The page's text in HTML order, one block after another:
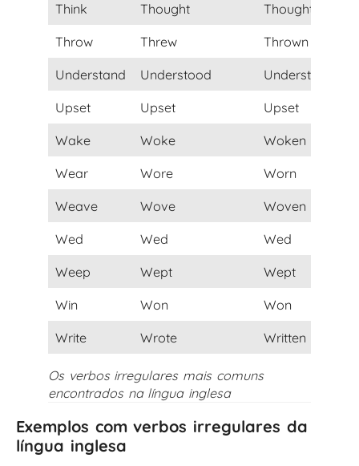
Think Thought Thought
Throw Threw Thrown
Understand Understood Understood
Upset Upset Upset
Wake Woke Woken
Wear Wore Worn
Weave Wove Woven
Wed Wed Wed
Weep Wept Wept
Win Won Won
Write Wrote Written
Os verbos irregulares mais comuns
encontrados na língua inglesa
Exemplos com verbos irregulares da
língua inglesa